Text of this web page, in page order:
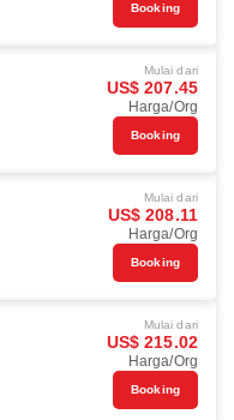
Booking
Mulai dari
US$ 207.45
Harga/Org
Booking
Mulai dari
US$ 208.11
Harga/Org
Booking
Mulai dari
US$ 215.02
Harga/Org
Booking